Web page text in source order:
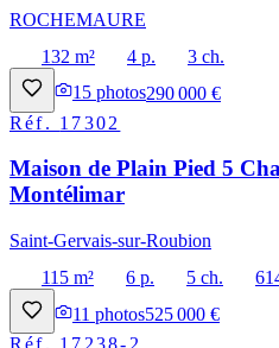
ROCHEMAURE
132 m²
4 p.
3 ch.
15 photos290 000 €
Réf. 17302
Maison de Plain Pied 5
Montélimar
Saint-Gervais-sur-Roubion
115 m²
6 p. 5 ch.
11 photos525 000 €